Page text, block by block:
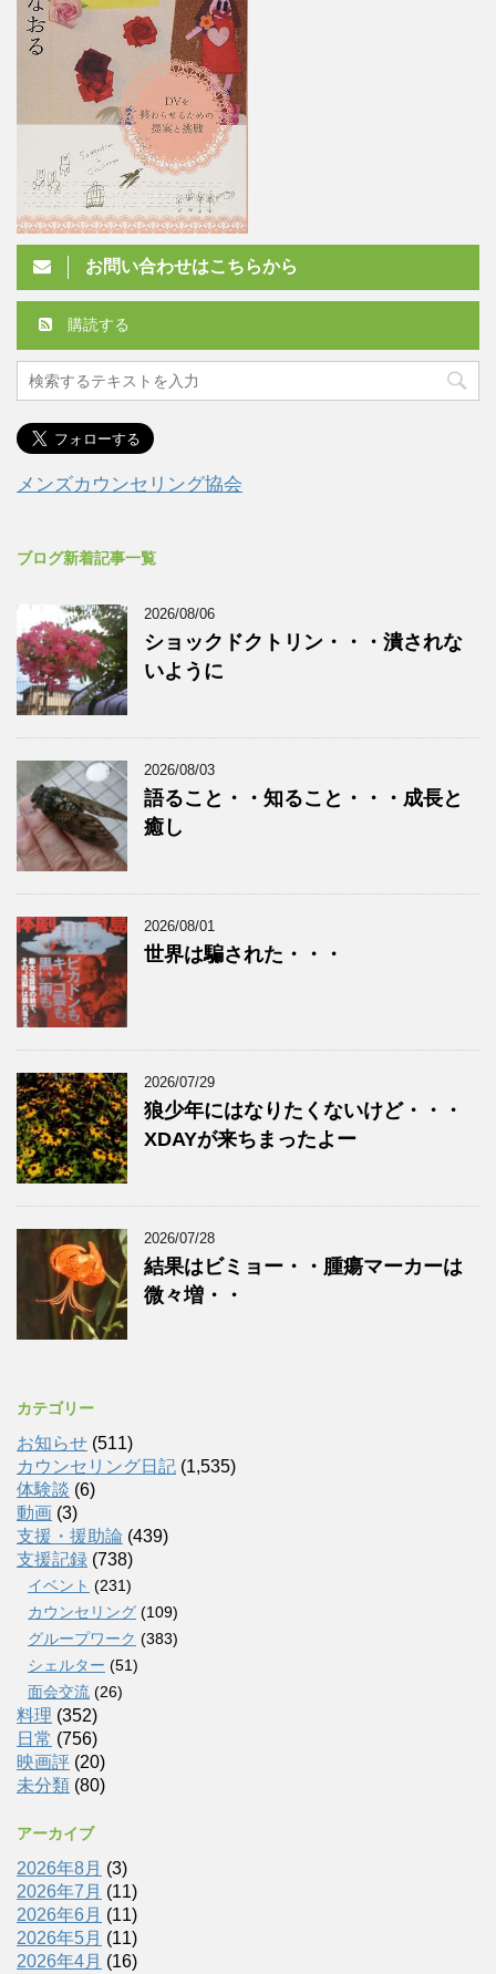
お問い合わせはこちらから
購読する
メンズカウンセリング協会
ブログ新着記事一覧
2026/08/06
ショックドクトリン・・・潰されな
いように
2026/08/03
語ること・・知ること・・・成長と
癒し
2026/08/01
世界は騙された・・・
2026/07/29
狼少年にはなりたくないけど・・・
XDAYが来ちまったよー
2026/07/28
結果はビミョー・・腫瘍マーカーは
微々増・・
カテゴリー
お知らせ (511)
カウンセリング日記 (1,535)
体験談 (6)
動画 (3)
支援・援助論 (439)
支援記録 (738)
イベント (231)
カウンセリング (109)
グループワーク (383)
シェルター (51)
面会交流 (26)
料理 (352)
日常 (756)
映画評 (20)
未分類 (80)
アーカイブ
2026年8月 (3)
2026年7月 (11)
2026年6月 (11)
2026年5月 (11)
2026年4月 (16)